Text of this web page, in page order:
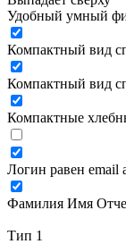
Удобный умный
Компактный вид
Компактный вид
Компактные
Логин равен email
Фамилия Имя
Тип 1